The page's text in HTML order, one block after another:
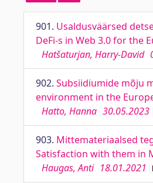
901. Usaldusväärsed
DeFi-s in Web 3.0 for the
Hatšaturjan, Harry-David
902. Subsiidiumide mõju
environment in the
Hatto, Hanna 30.05.2023
903. Mittemateriaalsed
Satisfaction with them in
Haugas, Anti 18.01.2021